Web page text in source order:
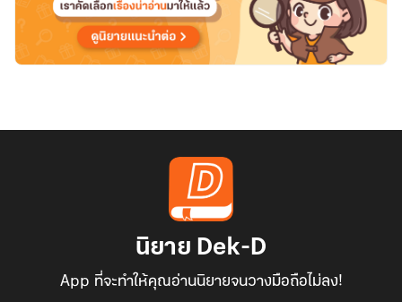
world
นิยาย Dek-D
App ที่จะทำให้คุณอ่านนิยายจนวางมือถือไม่ลง!